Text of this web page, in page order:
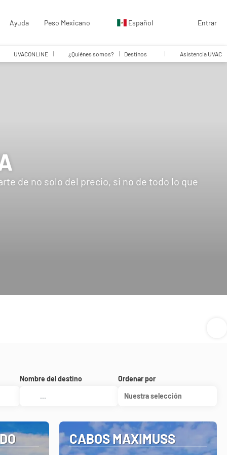
Ayuda Peso Mexicano Español Entrar
UVACONLINE ¿Quiénes somos? Destinos Asistencia UVAC
de no solo del precio, si no de todo lo que
Nombre del destino
Ordenar por
Nuestra selección
CABOS MAXIMUSS